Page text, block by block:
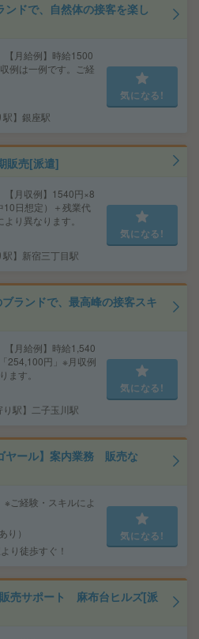
ドで、自然体の接客を楽し
月給例】時給1500
例は一例です。ご経
】銀座駅
気になる!
販売[派遣]
月収例】1540円×8
日想定）＋残業代
り異なります。
】新宿三丁目駅
気になる!
ランドで、最高峰の接客スキ
月給例】時給1,540
254,100円」※月収例
ます。
駅】二子玉川駅
気になる!
ヤール】案内業務 販売な
ご経験・スキルによ
り）
り徒歩すぐ！
気になる!
販売サポート 麻布台ヒルズ[派